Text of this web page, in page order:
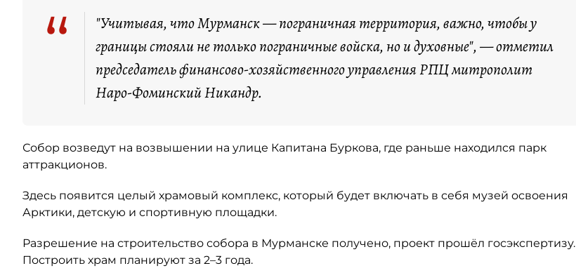
“
"Учитывая, что Мурманск — пограничная территория, важно, чтобы у
границы стояли не только пограничные войска, но и духовные", — отметил
председатель финансово-хозяйственного управления РПЦ митрополит
Наро-Фоминский Никандр.
Собор возведут на возвышении на улице Капитана Буркова, где раньше находился парк
аттракционов.
Здесь появится целый храмовый комплекс, который будет включать в себя музей освоения
Арктики, детскую и спортивную площадки.
Разрешение на строительство собора в Мурманске получено, проект прошёл госэкспертизу.
Построить храм планируют за 2–3 года.